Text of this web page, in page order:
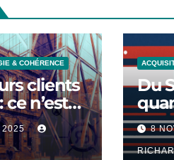
& COHÉRENCE
clients
n’est
de
un
2025
Du
8